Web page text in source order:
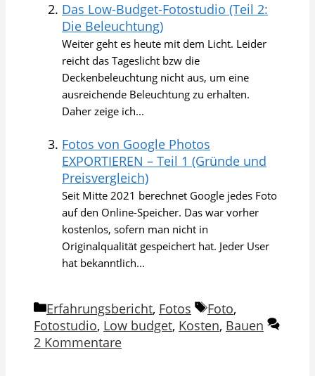
Das Low-Budget-Fotostudio (Teil 2:
Die Beleuchtung)
Weiter geht es heute mit dem Licht. Leider
reicht das Tageslicht bzw die
Deckenbeleuchtung nicht aus, um eine
ausreichende Beleuchtung zu erhalten.
Daher zeige ich...
Fotos von Google Photos
EXPORTIEREN – Teil 1 (Gründe und
Preisvergleich)
Seit Mitte 2021 berechnet Google jedes Foto
auf den Online-Speicher. Das war vorher
kostenlos, sofern man nicht in
Originalqualität gespeichert hat. Jeder User
hat bekanntlich...
Kategorien
Erfahrungsbericht, Fotos Schlagwörter
Foto,
Fotostudio, Low budget, Kosten, Bauen
2 Kommentare